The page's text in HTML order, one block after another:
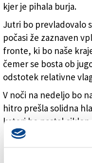
kjer je pihala burja.
Jutri bo prevladovalo
počasi že zaznaven
fronte, ki bo naše
čemer se bosta ob
odstotek relativne
V noči na nedeljo bo
hitro prešla solidna
kateri bo nastal ciklon
Dogajanje bo, kot